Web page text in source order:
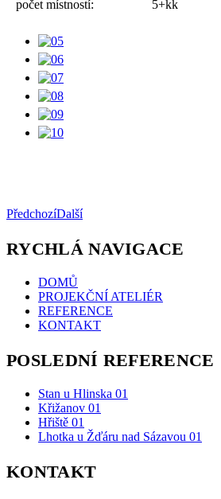
počet místností: 5+kk
PředchozíDalší
RYCHLÁ NAVIGACE
DOMŮ
PROJEKČNÍ ATELIÉR
REFERENCE
KONTAKT
POSLEDNÍ REFERENCE
Stan u Hlinska 01
Křižanov 01
Hřiště 01
Lhotka u Žďáru nad Sázavou 01
KONTAKT